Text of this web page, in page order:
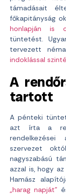
támadásait
főkapitányság
honlapján is
tüntetést.
tervezett
indoklással
A
tartott
A pénteki
azt írta a
szervezet
nagyszabású
azzal is, hogy
Hamász
„harag napját”